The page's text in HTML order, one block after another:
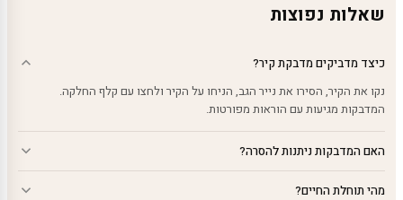
שאלות נפוצות
כיצד מדביקים מדבקת קיר?
נקו את הקיר, הסירו את נייר הגב, הניחו על הקיר ולחצו עם קלף החלקה.
המדבקות מגיעות עם הוראות מפורטות.
האם המדבקות ניתנות להסרה?
מהי תוחלת החיים?